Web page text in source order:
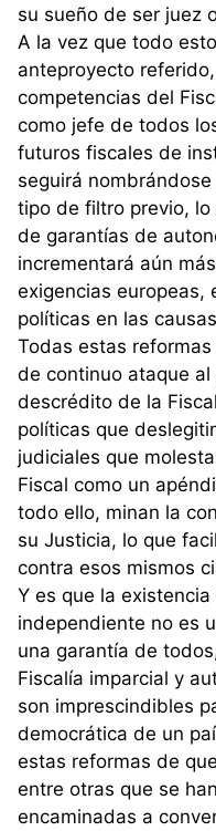
su sueño de ser juez
A la vez que todo
anteproyecto
competencias del
como jefe de todos
futuros fiscales de
seguirá
tipo de filtro previo, lo
de garantías de
incrementará aún
exigencias europeas,
políticas en las
Todas estas
de continuo ataque
descrédito de la
políticas que
judiciales que
Fiscal como un
todo ello, minan la
su Justicia, lo que
contra esos mismos
Y es que la
independiente no es
una garantía de
Fiscalía imparcial y
son imprescindibles
democrática de un
estas reformas de
entre otras que se
encaminadas a